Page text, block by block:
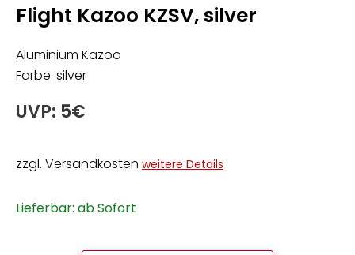
Flight Kazoo KZSV, silver
Aluminium Kazoo
Farbe: silver
UVP: 5€
zzgl. Versandkosten weitere Details
Lieferbar: ab Sofort